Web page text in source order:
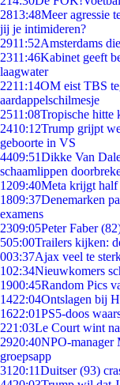
2813:48Meer agressie
jij je intimideren?
2911:52Amsterdams
2311:46Kabinet geeft
laagwater
2211:14OM eist TBS
aardappelschilmesje
2511:08Tropische hitte
2410:12Trump grijpt
geboorte in VS
4409:51Dikke Van
schaamlippen
1209:40Meta krijgt half
1809:37Denemarken
examens
2309:05Peter Faber
505:00Trailers kijken:
003:37Ajax veel te
102:34Nieuwkomers
1900:45Random Pics
1422:04Ontslagen bij
1622:01PS5-doos
221:03Le Court wint
2920:40NPO-manager
groepsapp
31 20:11Duitser (93)